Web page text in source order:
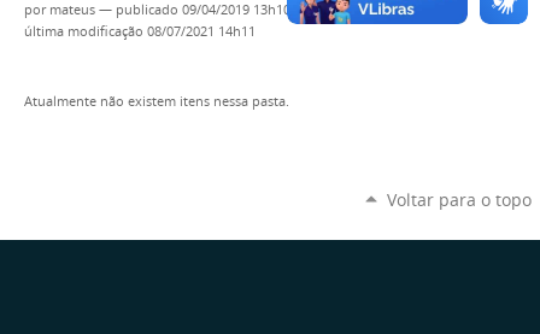
por mateus — publicado 09/04/2019 13h10,
última modificação 08/07/2021 14h11
Atualmente não existem itens nessa pasta.
Voltar para o topo